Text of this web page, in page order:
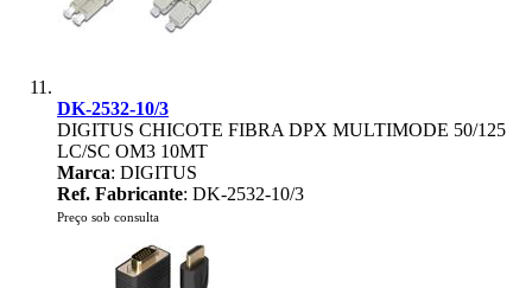
DK-2532-10/3
DIGITUS CHICOTE FIBRA DPX MULTIMODE 50/125
LC/SC OM3 10MT
Marca: DIGITUS
Ref. Fabricante: DK-2532-10/3
Preço sob consulta